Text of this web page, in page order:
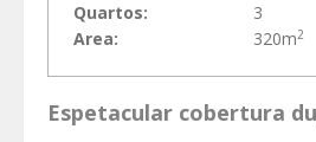
Quartos:
3
Area:
320m2
Espetacular cobertura